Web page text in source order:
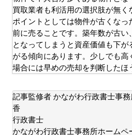
買取業者も利活用の選択肢が無く
ポイントとしては物件が古くなっ
前に売ることです。築年数が古い
となってしまうと資産価値も下
がる傾向にあります。少しでも高
場合には早めの売却を判断したほ
記事監修者 かながわ行政書士
香
行政書士
かながわ行政書士事務所ホームペ